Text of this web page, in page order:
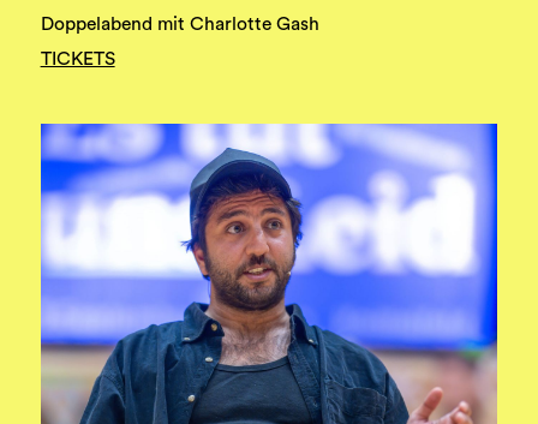
Doppelabend mit Charlotte Gash
TICKETS